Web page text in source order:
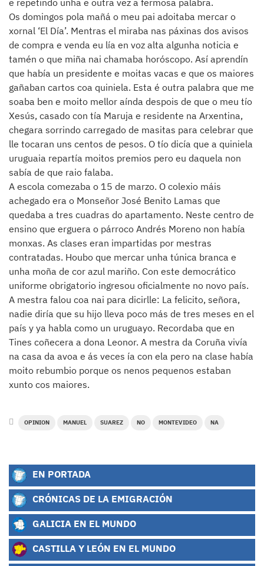
e repetindo unha e outra vez a fermosa palabra.
Os domingos pola mañá o meu pai adoitaba mercar o
xornal ‘El Día’. Mentras el miraba nas páxinas dos avisos
de compra e venda eu lía en voz alta algunha noticia e
tamén o que miña nai chamaba horóscopo. Así aprendín
que había un presidente e moitas vacas e que os maiores
gañaban cartos coa quiniela. Esta é outra palabra que me
soaba ben e moito mellor aínda despois de que o meu tío
Xesús, casado con tía Maruja e residente na Arxentina,
chegara sorrindo carregado de masitas para celebrar que
lle tocaran uns centos de pesos. O tío dicía que a quiniela
uruguaia repartía moitos premios pero eu daquela non
sabía de que raio falaba.
A escola comezaba o 15 de marzo. O colexio máis
achegado era o Monseñor José Benito Lamas que
quedaba a tres cuadras do apartamento. Neste centro de
ensino que erguera o párroco Andrés Moreno non había
monxas. As clases eran impartidas por mestras
contratadas. Houbo que mercar unha túnica branca e
unha moña de cor azul mariño. Con este democrático
uniforme obrigatorio ingresou oficialmente no novo país.
A mestra falou coa nai para dicirlle: La felicito, señora,
nadie diría que su hijo lleva poco más de tres meses en el
país y ya habla como un uruguayo. Recordaba que en
Tines coñecera a dona Leonor. A mestra da Coruña vivía
na casa da avoa e ás veces ía con ela pero na clase había
moito rebumbio porque os nenos pequenos estaban
xunto cos maiores.
OPINION MANUEL SUAREZ NO MONTEVIDEO NA
EN PORTADA
CRÓNICAS DE LA EMIGRACIÓN
GALICIA EN EL MUNDO
CASTILLA Y LEÓN EN EL MUNDO